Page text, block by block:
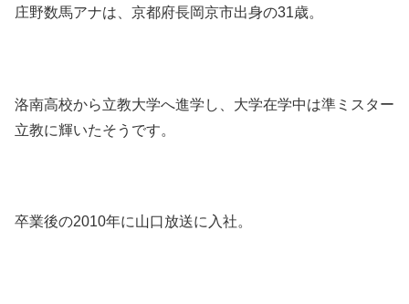
庄野数馬アナは、京都府長岡京市出身の31歳。
洛南高校から立教大学へ進学し、大学在学中は準ミスター
立教に輝いたそうです。
卒業後の2010年に山口放送に入社。